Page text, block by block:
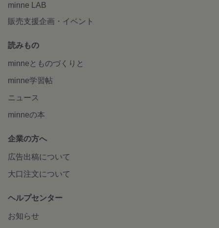
minne LAB
販売支援企画・イベント
読みもの
minneとものづくりと
minne学習帖
ニュース
minneの本
企業の方へ
広告出稿について
大口注文について
ヘルプセンター
お知らせ